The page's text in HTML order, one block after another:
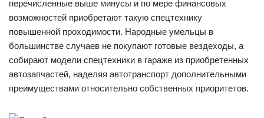
перечисленные выше минусы и по мере финансовых
возможностей приобретают такую спецтехнику
повышенной проходимости. Народные умельцы в
большинстве случаев не покупают готовые вездеходы, а
собирают модели спецтехники в гараже из приобретенных
автозапчастей, наделяя автотранспорт дополнительными
преимуществами относительно собственных приоритетов.